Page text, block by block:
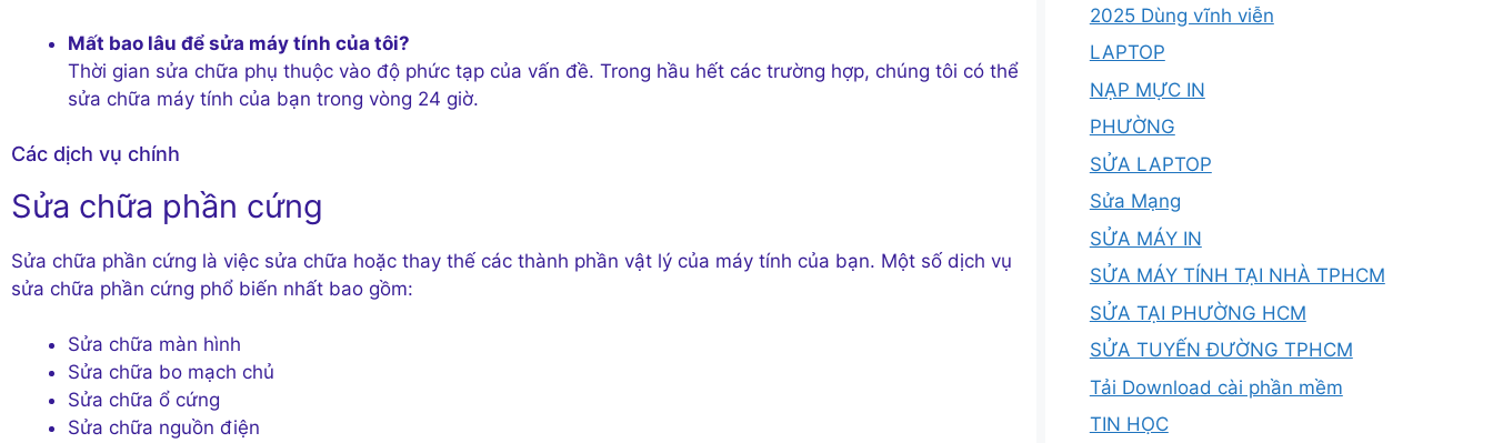
Mất bao lâu để sửa máy tính của tôi?
Thời gian sửa chữa phụ thuộc vào độ phức tạp của vấn đề. Trong hầu hết các trường hợp, chúng tôi có thể
sửa chữa máy tính của bạn trong vòng 24 giờ.
Các dịch vụ chính
Sửa chữa phần cứng
Sửa chữa phần cứng là việc sửa chữa hoặc thay thế các thành phần vật lý của máy tính của bạn. Một số dịch vụ
sửa chữa phần cứng phổ biến nhất bao gồm:
Sửa chữa màn hình
Sửa chữa bo mạch chủ
Sửa chữa ổ cứng
Sửa chữa nguồn điện
2025 Dùng vĩnh viễn
LAPTOP
NẠP MỰC IN
PHƯỜNG
SỬA LAPTOP
Sửa Mạng
SỬA MÁY IN
SỬA MÁY TÍNH TẠI NHÀ TPHCM
SỬA TẠI PHƯỜNG HCM
SỬA TUYẾN ĐƯỜNG TPHCM
Tải Download cài phần mềm
TIN HỌC